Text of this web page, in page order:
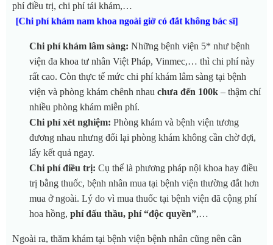
phí điều trị, chi phí tái khám,…
[Chi phí khám nam khoa ngoài giờ có đắt không bác sĩ]
Chi phí khám lâm sàng: Những bệnh viện 5* như bệnh
viện đa khoa tư nhân Việt Pháp, Vinmec,… thì chi phí này
rất cao. Còn thực tế mức chi phí khám lâm sàng tại bệnh
viện và phòng khám chênh nhau chưa đến 100k – thậm chí
nhiều phòng khám miễn phí.
Chi phí xét nghiệm: Phòng khám và bệnh viện tương
đương nhau nhưng đổi lại phòng khám không cần chờ đợi,
lấy kết quả ngay.
Chi phí điều trị: Cụ thể là phương pháp nội khoa hay điều
trị bằng thuốc, bệnh nhân mua tại bệnh viện thường đắt hơn
mua ở ngoài. Lý do vì mua thuốc tại bệnh viện đã cộng phí
hoa hồng, phí đấu thầu, phí “độc quyền”,…
Ngoài ra, thăm khám tại bệnh viện bệnh nhân cũng nên cân